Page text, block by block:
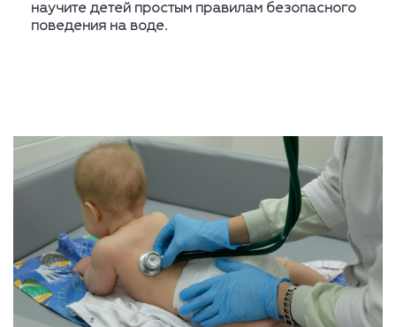
научите детей простым правилам безопасного
поведения на воде.